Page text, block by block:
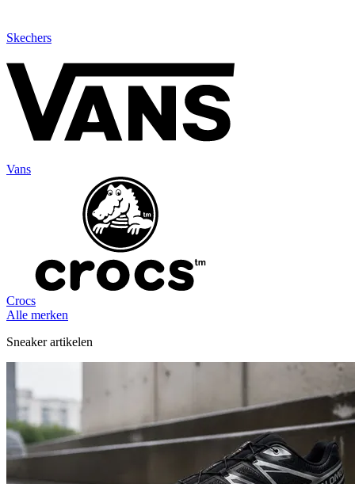
Skechers
Vans
Crocs
Alle merken
Sneaker artikelen